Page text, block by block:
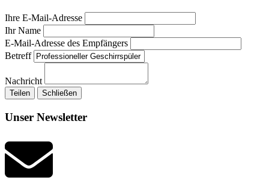
Ihre E-Mail-Adresse
Ihr Name
E-Mail-Adresse des Empfängers
Betreff
Nachricht
Teilen Schließen
Unser Newsletter